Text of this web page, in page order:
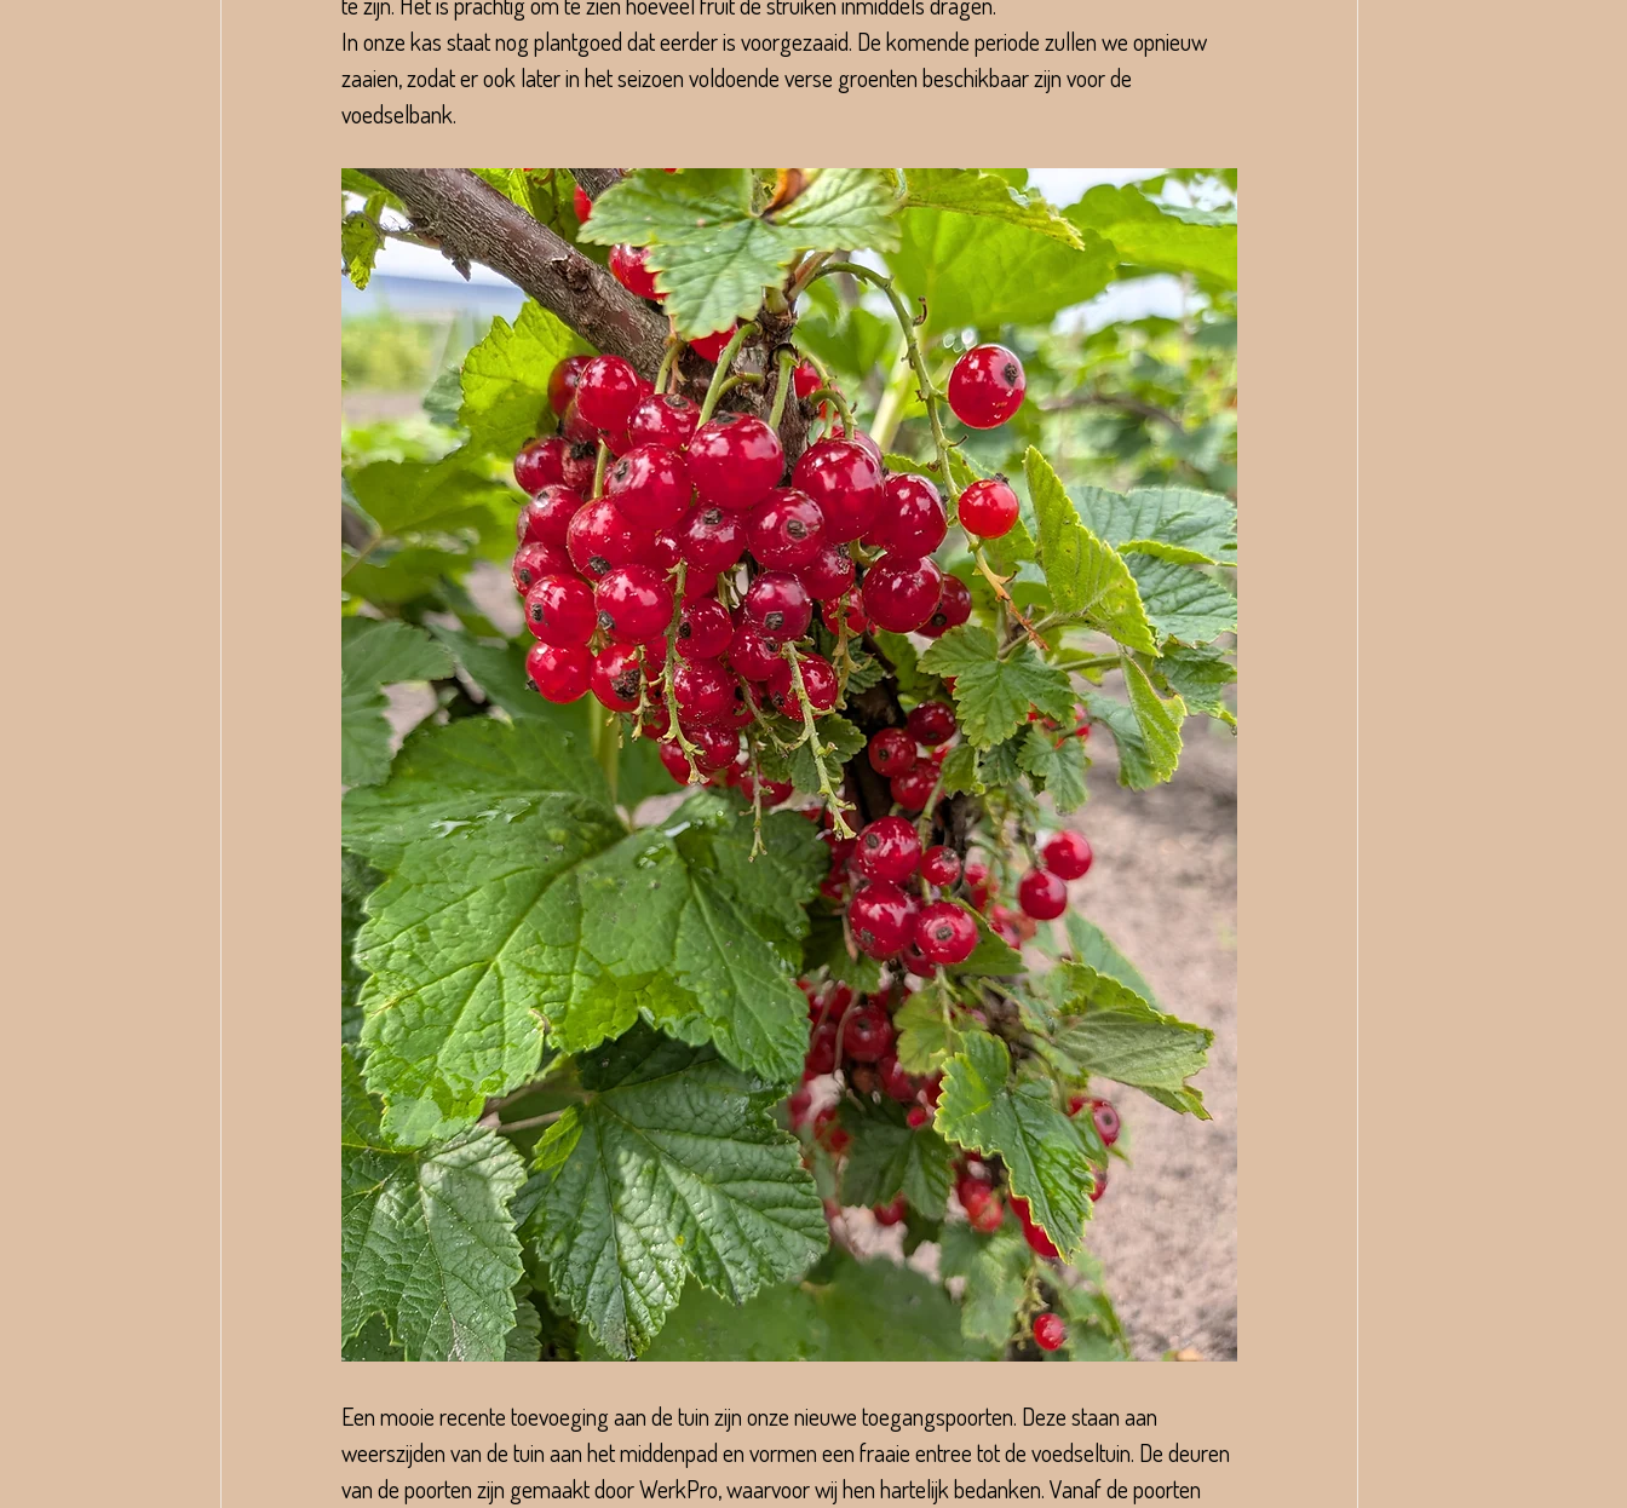
In onze kas staat nog plantgoed dat eerder is voorgezaaid. De komende periode zullen we opnieuw
zaaien, zodat er ook later in het seizoen voldoende verse groenten beschikbaar zijn voor de
voedselbank.
Een mooie recente toevoeging aan de tuin zijn onze nieuwe toegangspoorten. Deze staan aan
weerszijden van de tuin aan het middenpad en vormen een fraaie entree tot de voedseltuin. De deuren
van de poorten zijn gemaakt door WerkPro, waarvoor wij hen hartelijk bedanken. Vanaf de poorten